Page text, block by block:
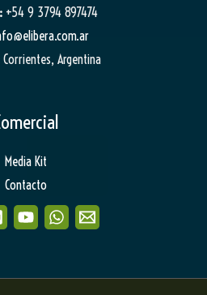
+54 9 3794 897474
Corrientes, Argentina
Media Kit
Contacto